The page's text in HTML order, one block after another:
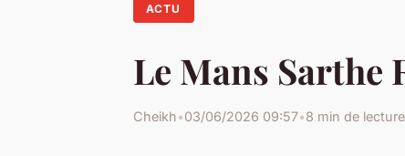
ACTU
Le Mans Sarthe
Cheikh•03/06/2026 09:57•8 min de lecture